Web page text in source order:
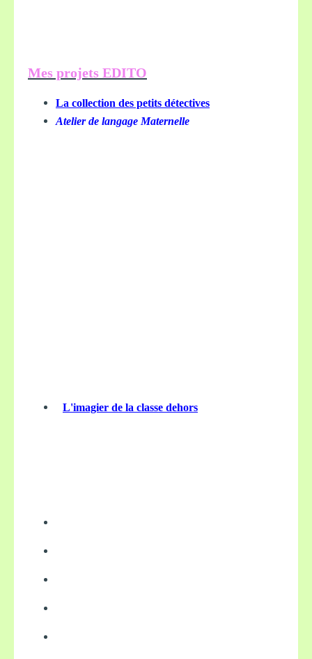
Mes projets EDITO
La collection des petits détectives
Atelier de langage Maternelle
L'imagier de la classe dehors